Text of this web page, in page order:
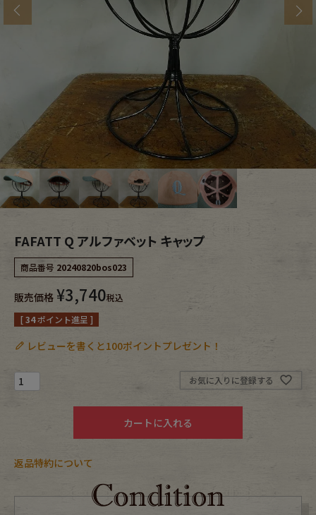
スタッフコーディネート
メンズ商品カテゴリーから探す
Tops Outer
Bottoms Fafatt
レディース商品カテゴリーから探す
Tops
Outer
小物・アクセサリーから探す
Stall・Scarf
FAFATT Q アルファベット キャップ
商品番号 20240820bos023
販売価格 ¥3,740税込
[34ポイント進呈 ]
レビューを書くと100ポイントプレゼント！
お気に入りに登録する
カートに入れる
返品特約について